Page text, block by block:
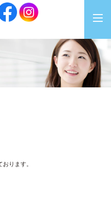
ります。